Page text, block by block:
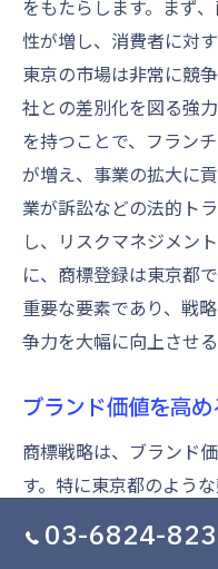
をもたらします。まず
性が増し、消費者に対
東京の市場は非常に競
社との差別化を図る強
を持つことで、フラン
が増え、事業の拡大に
業が訴訟などの法的ト
し、リスクマネジメン
に、商標登録は東京都
重要な要素であり、戦
争力を大幅に向上させる
ブランド価値を高
商標戦略は、ブランド
す。特に東京都のよう
持つ独自性を前面に押
は企業のアイデンティ
03-6824-